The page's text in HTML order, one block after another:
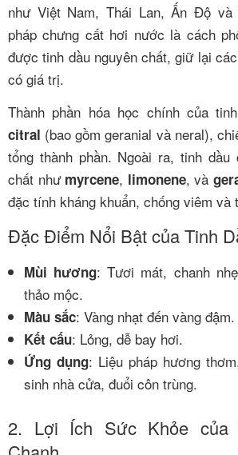
như Việt Nam, Thái Lan, Ấn Độ và
pháp chưng cất hơi nước là cách
được tinh dầu nguyên chất, giữ lại
có giá trị.
Thành phần hóa học chính của
citral (bao gồm geranial và neral),
tổng thành phần. Ngoài ra, tinh
chất như myrcene, limonene, và
đặc tính kháng khuẩn, chống viêm và
Đặc Điểm Nổi Bật của Tinh
Mùi hương: Tươi mát, chanh
thảo mộc.
Màu sắc: Vàng nhạt đến vàng đậm.
Kết cấu: Lỏng, dễ bay hơi.
Ứng dụng: Liệu pháp hương
sinh nhà cửa, đuổi côn trùng.
2. Lợi Ích Sức Khỏe của